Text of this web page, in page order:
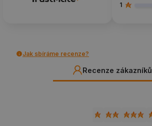
1
Jak sbíráme recenze?
Recenze zákazníků